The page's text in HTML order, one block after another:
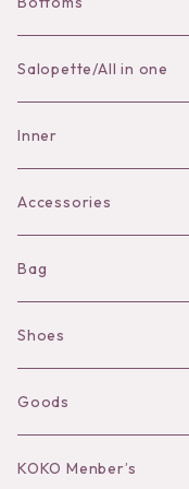
Skirt
Pants
Salopette/All in one
Inner
Bra
Shorts
Camisole
Long sleeve
Accessories
Necklace
Pierce/Earring
Ear Cuff
Bracelet／Bangle
Bag
Shoes
Goods
Hat
KOKO Menber’s